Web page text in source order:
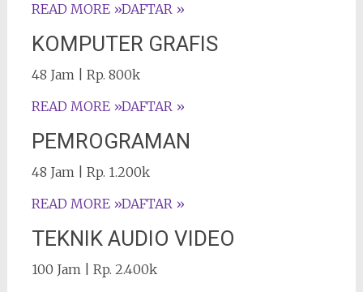
READ MORE »DAFTAR »
KOMPUTER GRAFIS
48 Jam | Rp. 800k
READ MORE »DAFTAR »
PEMROGRAMAN
48 Jam | Rp. 1.200k
READ MORE »DAFTAR »
TEKNIK AUDIO VIDEO
100 Jam | Rp. 2.400k